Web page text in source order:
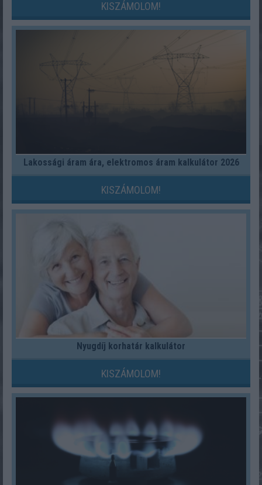
KISZÁMOLOM!
Lakossági áram ára, elektromos áram kalkulátor 2026
KISZÁMOLOM!
Nyugdíj korhatár kalkulátor
KISZÁMOLOM!